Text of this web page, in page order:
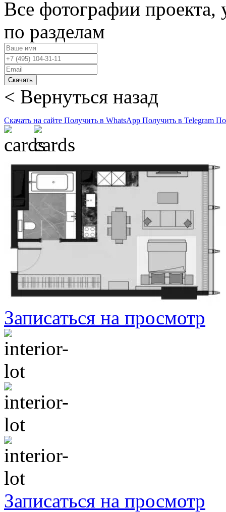
Все фотографии проекта,
по разделам
Скачать
< Вернуться назад
Скачать на сайте Получить в WhatsApp Получить в Telegram
Записаться на просмотр
Записаться на просмотр